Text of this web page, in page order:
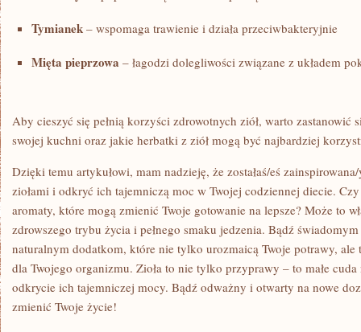
Tymianek – wspomaga trawienie i⁣ działa przeciwbakteryjnie
Mięta pieprzowa – łagodzi ⁢dolegliwości związane⁤ z układem
Aby ‍cieszyć się pełnią‌ korzyści zdrowotnych ziół, warto
swojej kuchni oraz jakie herbatki z ziół mogą być najbardziej
Dzięki‍ temu artykułowi, mam nadzieję, ​że zostałaś/eś​
ziołami i odkryć ich tajemniczą moc w Twojej codziennej diecie.
aromaty, które mogą zmienić Twoje gotowanie​ na lepsze? Może to
zdrowszego trybu ⁢życia i pełnego smaku jedzenia.‍ Bądź
naturalnym dodatkom, które nie tylko urozmaicą Twoje potrawy,
dla Twojego organizmu. Zioła to nie tylko⁤ przyprawy – to małe
odkrycie ich tajemniczej mocy. Bądź odważny i otwarty na nowe
zmienić Twoje życie!